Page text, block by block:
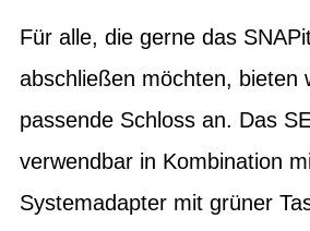
Für alle, die gerne das
abschließen möchten, bieten
passende Schloss an. Das
verwendbar in Kombination
Systemadapter mit grüner